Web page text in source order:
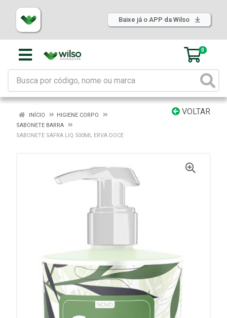
Baixe já o APP da Wilso
0
VOLTAR
INÍCIO
HIGIENE CORPO
SABONETE BARRA
SABONETE SAFRA LIQ 500ML ERVA DOCE